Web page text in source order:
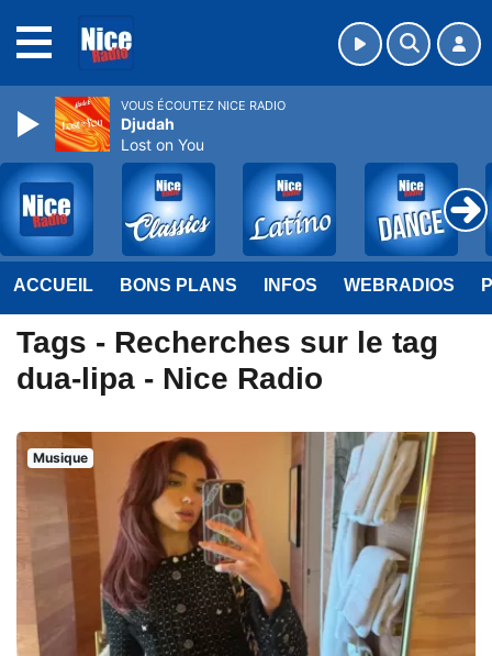
ACCUEIL BONS PLANS INFOS WEBRADIOS
Tags - Recherches sur le tag
dua-lipa - Nice Radio
Musique
VOUS ÉCOUTEZ NICE RADIO
Djudah
Lost on You